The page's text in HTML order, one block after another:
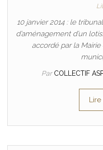
10 janvier 2014 : le
d’aménagement d’un
accordé par la
Par COLLECTIF